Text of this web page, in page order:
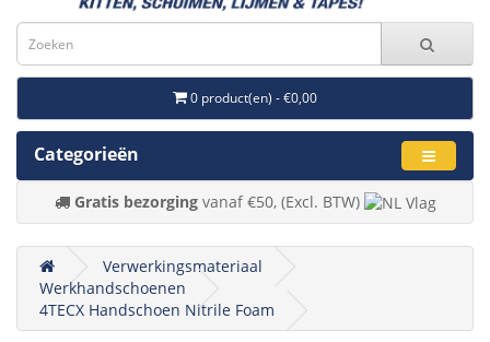
0 product(en) - €0,00
Categorieën
Gratis bezorgingvanaf €50, (Excl. BTW)
Verwerkingsmateriaal
Werkhandschoenen
4TECX Handschoen Nitrile Foam